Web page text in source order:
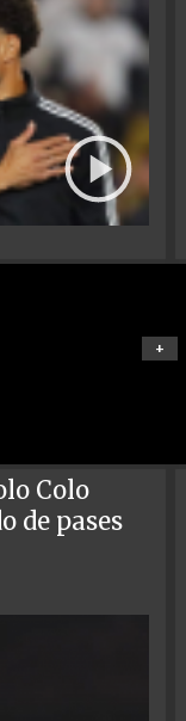
+
Colo
de pases